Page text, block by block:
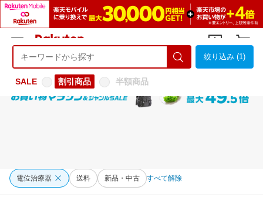
ようこそ 楽天市場へ ログイン
絞り込み (1)
SALE 割引商品 半額商品
電位治療器 送料 新品・中古 すべて解除